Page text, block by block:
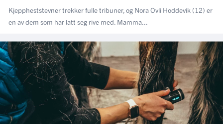
Kjeppheststevner trekker fulle tribuner, og Nora Ovli Hoddevik (12) er
en av dem som har latt seg rive med. Mamma...